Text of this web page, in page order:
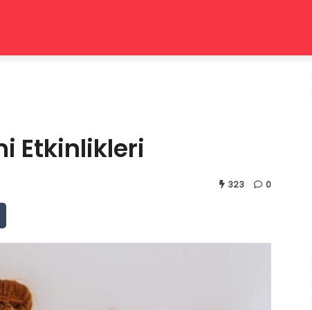
Etkinlikleri
323 0